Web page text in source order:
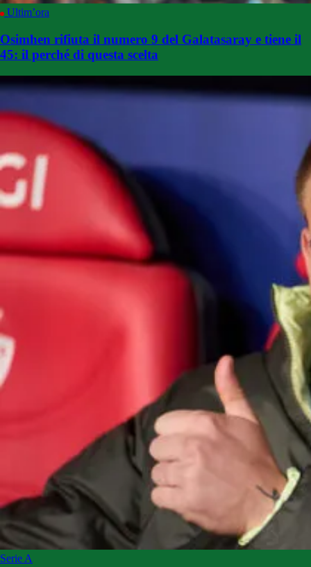
Ultim’ora
Osimhen rifiuta il numero 9 del Galatasaray e tiene il
45: il perché di questa scelta
Serie A